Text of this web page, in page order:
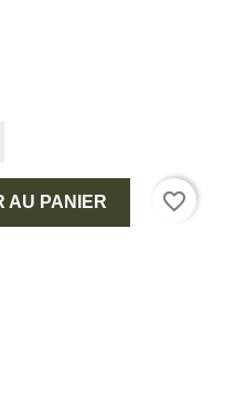
AU PANIER favorite_border